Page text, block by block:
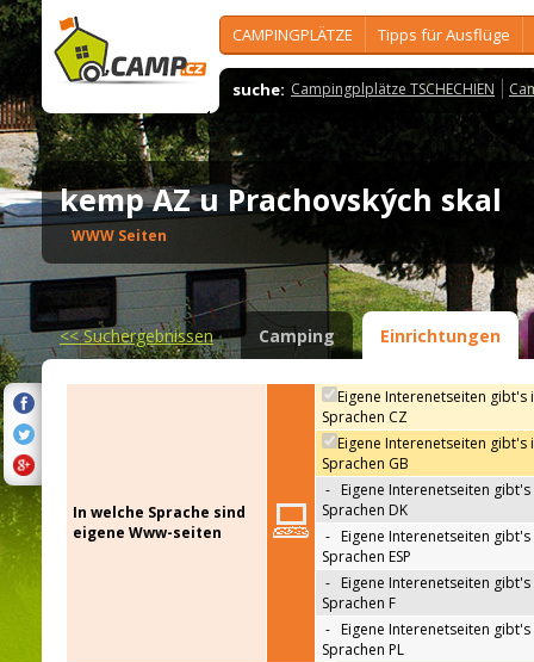
CAMPINGPLÄTZE Tipps für Ausflüge
suche: Campingplplätze TSCHECHIEN
kemp AZ u Prachovských skal
WWW Seiten
<<Suchergebnissen Camping Einrichtungen
In welche Sprache sind
eigene Www-seiten
Eigene Interenetseiten gibt's
Sprachen CZ
Eigene Interenetseiten gibt's
Sprachen GB
- Eigene Interenetseiten gibt's
Sprachen DK
- Eigene Interenetseiten gibt's
Sprachen ESP
- Eigene Interenetseiten gibt's
Sprachen F
- Eigene Interenetseiten gibt's
Sprachen PL